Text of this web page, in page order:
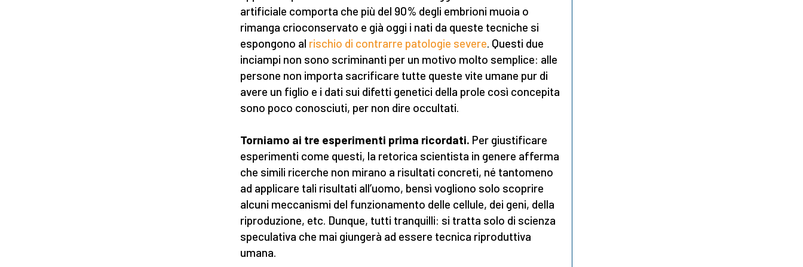
artificiale comporta che più del 90% degli embrioni muoia o
rimanga crioconservato e già oggi i nati da queste tecniche si
espongono al rischio di contrarre patologie severe. Questi due
inciampi non sono scriminanti per un motivo molto semplice: alle
persone non importa sacrificare tutte queste vite umane pur di
avere un figlio e i dati sui difetti genetici della prole così concepita
sono poco conosciuti, per non dire occultati.
Torniamo ai tre esperimenti prima ricordati. Per giustificare
esperimenti come questi, la retorica scientista in genere afferma
che simili ricerche non mirano a risultati concreti, né tantomeno
ad applicare tali risultati all’uomo, bensì vogliono solo scoprire
alcuni meccanismi del funzionamento delle cellule, dei geni, della
riproduzione, etc. Dunque, tutti tranquilli: si tratta solo di scienza
speculativa che mai giungerà ad essere tecnica riproduttiva
umana.